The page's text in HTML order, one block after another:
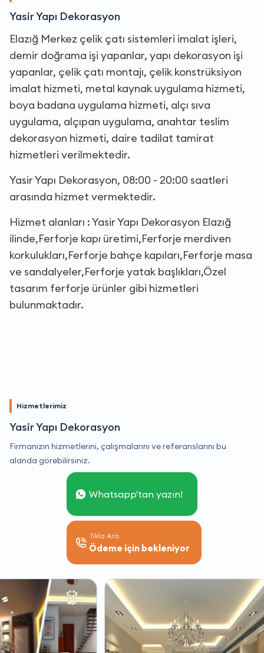
Yasir Yapı Dekorasyon
Elazığ Merkez çelik çatı sistemleri imalat işleri,
demir doğrama işi yapanlar, yapı dekorasyon işi
yapanlar, çelik çatı montajı, çelik konstrüksiyon
imalat hizmeti, metal kaynak uygulama hizmeti,
boya badana uygulama hizmeti, alçı sıva
uygulama, alçıpan uygulama, anahtar teslim
dekorasyon hizmeti, daire tadilat tamirat
hizmetleri verilmektedir.
Yasir Yapı Dekorasyon, 08:00 - 20:00 saatleri
arasında hizmet vermektedir.
Hizmet alanları : Yasir Yapı Dekorasyon Elazığ
ilinde,Ferforje kapı üretimi,Ferforje merdiven
korkulukları,Ferforje bahçe kapıları,Ferforje masa
ve sandalyeler,Ferforje yatak başlıkları,Özel
tasarım ferforje ürünler gibi hizmetleri
bulunmaktadır.
Hizmetlerimiz
Yasir Yapı Dekorasyon
Firmanızın hizmetlerini, çalışmalarını ve referanslarını bu
alanda görebilirsiniz.
Whatsapp'tan yazın!
Tıkla Ara
Ödeme için bekleniyor